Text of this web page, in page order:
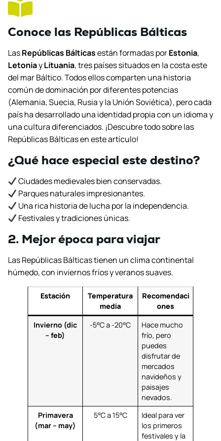
Conoce las Repúblicas Bálticas
LasRepúblicas Bálticasestán formadas porEstonia,
LetoniayLituania, tres países situados en la costa este
del mar Báltico. Todos ellos comparten una historia
común de dominación por diferentes potencias
(Alemania, Suecia, Rusia y la Unión Soviética), pero cada
país ha desarrollado una identidad propia con un idioma y
una cultura diferenciados. ¡Descubre todo sobre las
Repúblicas Bálticas en este artículo!
¿Qué hace especial este destino?
Ciudades medievales bien conservadas.
Parques naturales impresionantes.
Una rica historia de lucha por la independencia.
Festivales y tradiciones únicas.
2. Mejor época para viajar
Las Repúblicas Bálticas tienen un clima continental
húmedo, con inviernos fríos y veranos suaves.
Estación
Temperatura
media
Recomendaci
ones
Invierno (dic
– feb)
-5°C a -20°C
Hace mucho
frío, pero
puedes
disfrutar de
mercados
navideños y
paisajes
nevados.
Primavera
(mar – may)
5°C a 15°C
Ideal para ver
los primeros
festivales y la